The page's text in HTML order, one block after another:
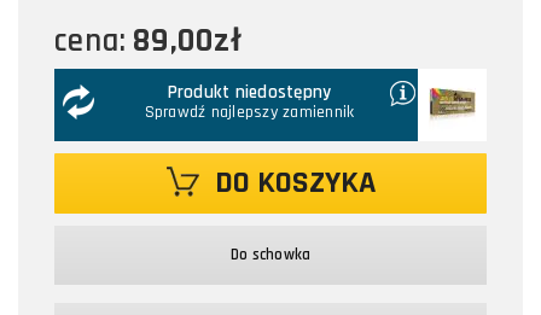
cena: 89,00zł
Produkt niedostępny
Sprawdź najlepszy zamiennik
DO KOSZYKA
Do schowka